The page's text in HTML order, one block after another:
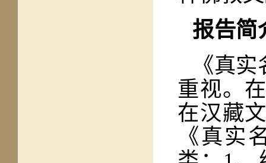
报告简
《真
重视。
在汉藏
《真实